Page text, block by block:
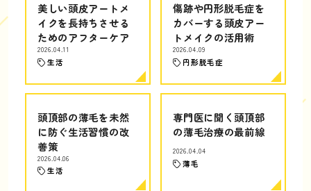
美しい頭皮アートメ
イクを長持ちさせる
ためのアフターケア
2026.04.11
生活
傷跡や円形脱毛症を
カバーする頭皮アー
トメイクの活用術
2026.04.09
円形脱毛症
頭頂部の薄毛を未然
に防ぐ生活習慣の改
善策
2026.04.06
生活
専門医に聞く頭頂部
の薄毛治療の最前線
2026.04.04
薄毛